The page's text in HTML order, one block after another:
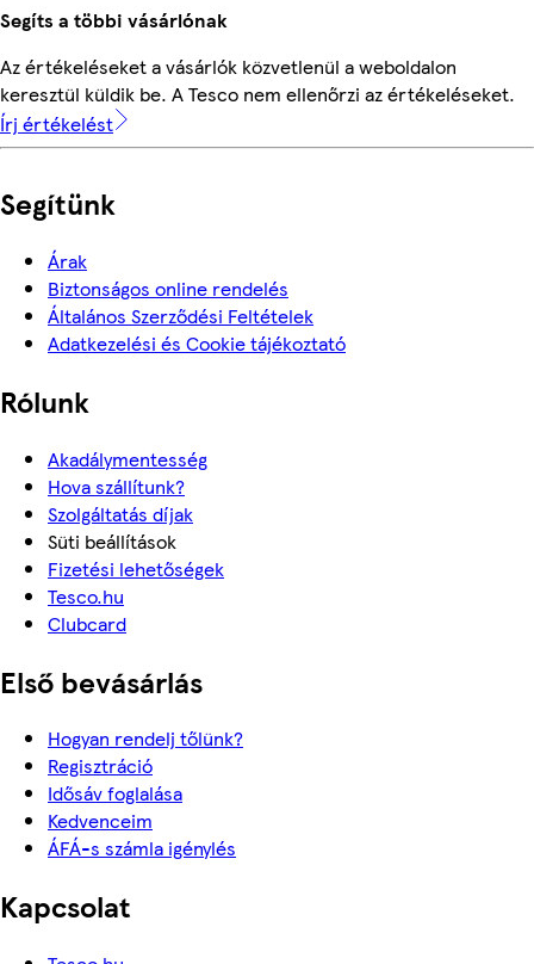
Segíts a többi vásárlónak
Az értékeléseket a vásárlók közvetlenül a weboldalon
keresztül küldik be. A Tesco nem ellenőrzi az értékeléseket.
Írj értékelést
Segítünk
Árak
Biztonságos online rendelés
Általános Szerződési Feltételek
Adatkezelési és Cookie tájékoztató
Rólunk
Akadálymentesség
Hova szállítunk?
Szolgáltatás díjak
Süti beállítások
Fizetési lehetőségek
Tesco.hu
Clubcard
Első bevásárlás
Hogyan rendelj tőlünk?
Regisztráció
Idősáv foglalása
Kedvenceim
ÁFÁ-s számla igénylés
Kapcsolat